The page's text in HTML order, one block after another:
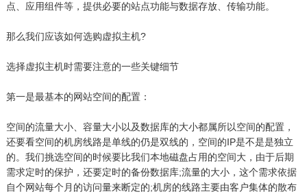
点、应用组件等，提供必要的站点功能与数据存放、传输功能。
那么我们应该如何选购虚拟主机?
选择虚拟主机时需要注意的一些关键细节
第一是最基本的网站空间的配置：
空间的流量大小、容量大小以及数据库的大小都属所以空间的配置，
还要看空间的机房线路是单线的仍是双线的，空间的IP是不是是独立
的。我们挑选空间的时候要比我们本地磁盘占用的空间大，由于后期
需求定时的保护，还要定时的备份数据库;流量的大小，这个需求依据
自个网站每个月的访问量来断定的;机房的线路主要由客户集体的散布